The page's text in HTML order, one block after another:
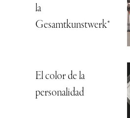
la
Gesamtkunstwerk*
El color de la
personalidad